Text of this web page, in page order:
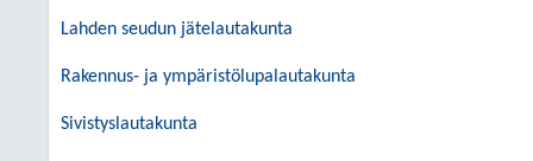
Lahden seudun jätelautakunta
Rakennus- ja ympäristölupalautakunta
Sivistyslautakunta